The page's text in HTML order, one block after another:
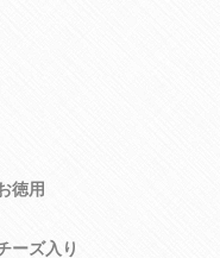
徳用
ーズ入り